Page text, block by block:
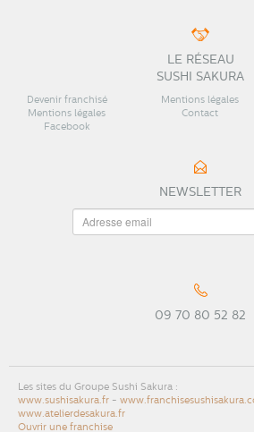
LE RÉSEAU
SUSHI SAKURA
Devenir franchisé Mentions légales
Mentions légales
Contact
Facebook
NEWSLETTER
09 70 80 52 82
Les sites du Groupe Sushi Sakura :
www.sushisakura.fr -
www.atelierdesakura.fr
Ouvrir une franchise